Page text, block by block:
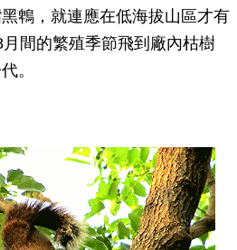
鵯，就連應在低海拔山區才有
間的繁殖季節飛到廠內枯樹
。